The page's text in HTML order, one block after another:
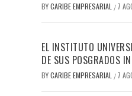
BYCARIBE EMPRESARIAL / 7
EL INSTITUTO
DE SUS POSGRADOS
BYCARIBE EMPRESARIAL / 7